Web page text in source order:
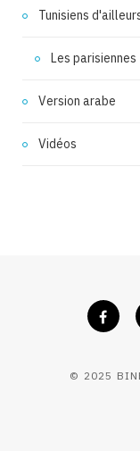
Tunisiens
Les parisiennes
Version arabe
Vidéos
© 2025